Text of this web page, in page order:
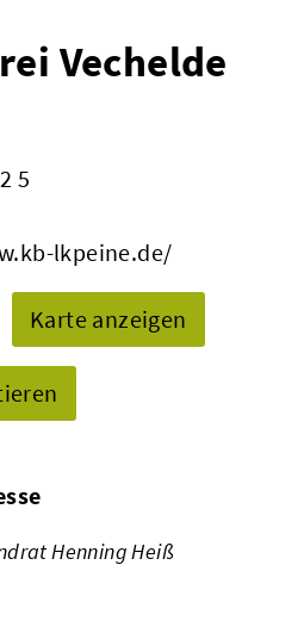
Vechelde
5
lkpeine.de/
Karte anzeigen
Henning Heiß